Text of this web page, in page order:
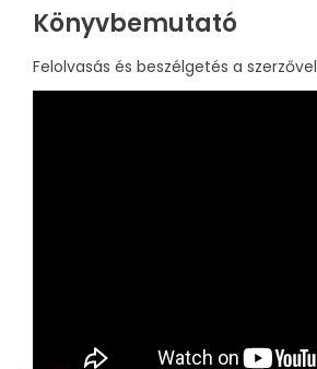
Könyvbemutató
Felolvasás és beszélgetés a szerzővel